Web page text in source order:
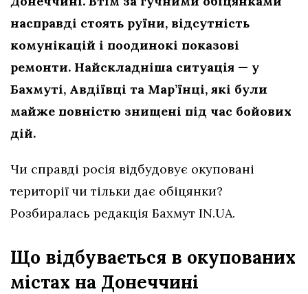
насправді стоять руїни, відсутність
комунікацій і поодинокі показові
ремонти. Найскладніша ситуація — у
Бахмуті, Авдіївці та Мар’їнці, які були
майже повністю знищені під час бойових
дій.
Чи справді росія відбудовує окуповані
території чи тільки дає обіцянки?
Розбиралась редакція Бахмут IN.UA.
Що відбувається в окупованих
містах на Донеччині